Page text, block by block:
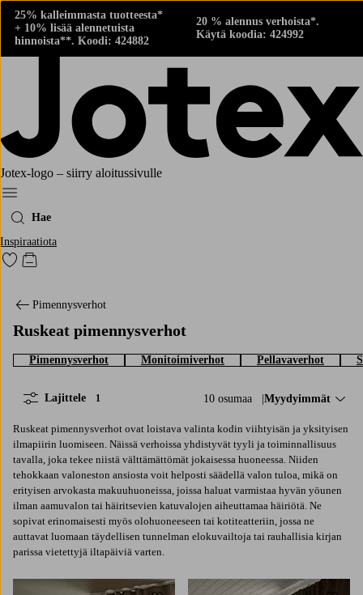
25% kalleimmasta tuotteesta*
+ 10% lisää alennetuista
hinnoista**. Koodi: 424882
20 % alennus verhoista*.
Käytä koodia: 424992
Jotex-logo – siirry aloitussivulle
Menu
Hae
Inspiraatiota
Siirry merkittyihin suosikkituotteisiin
Siirry ostoskoriin
Pimennysverhot
Ruskeat pimennysverhot
Pimennysverhot Monitoimiverhot Pellavaverhot
10 osumaa Lajittele:
Myydyimmät
Lajittele 1
Ruskeat pimennysverhot ovat loistava valinta kodin viihtyisän ja yksityisen
ilmapiirin luomiseen. Näissä verhoissa yhdistyvät tyyli ja toiminnallisuus
tavalla, joka tekee niistä välttämättömät jokaisessa huoneessa. Niiden
tehokkaan valoneston ansiosta voit helposti säädellä valon tuloa, mikä on
erityisen arvokasta makuuhuoneissa, joissa haluat varmistaa hyvän yöunen
ilman aamuvalon tai häiritsevien katuvalojen aiheuttamaa häiriötä. Ne
sopivat erinomaisesti myös olohuoneeseen tai kotiteatteriin, jossa ne
auttavat luomaan täydellisen tunnelman elokuvailtoja tai rauhallisia kirjan
parissa vietettyjä iltapäiviä varten.